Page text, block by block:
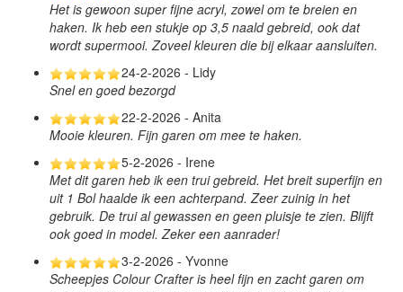
Het is gewoon super fijne acryl, zowel om te breien en
haken. Ik heb een stukje op 3,5 naald gebreid, ook dat
wordt supermooi. Zoveel kleuren die bij elkaar aansluiten.
24-2-2026 - Lidy
Snel en goed bezorgd
22-2-2026 - Anita
Mooie kleuren. Fijn garen om mee te haken.
5-2-2026 - Irene
Met dit garen heb ik een trui gebreid. Het breit superfijn en
uit 1 Bol haalde ik een achterpand. Zeer zuinig in het
gebruik. De trui al gewassen en geen pluisje te zien. Blijft
ook goed in model. Zeker een aanrader!
3-2-2026 - Yvonne
Scheepjes Colour Crafter is heel fijn en zacht garen om